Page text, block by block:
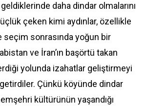
daha dindar olmalarını
çeken kimi aydınlar, özellikle
sonrasında yoğun bir
ve İran’ın başörtü takan
yolunda izahatlar geliştirmeyi
getirdiler. Çünkü köyünde dindar
kültürünün yaşandığı